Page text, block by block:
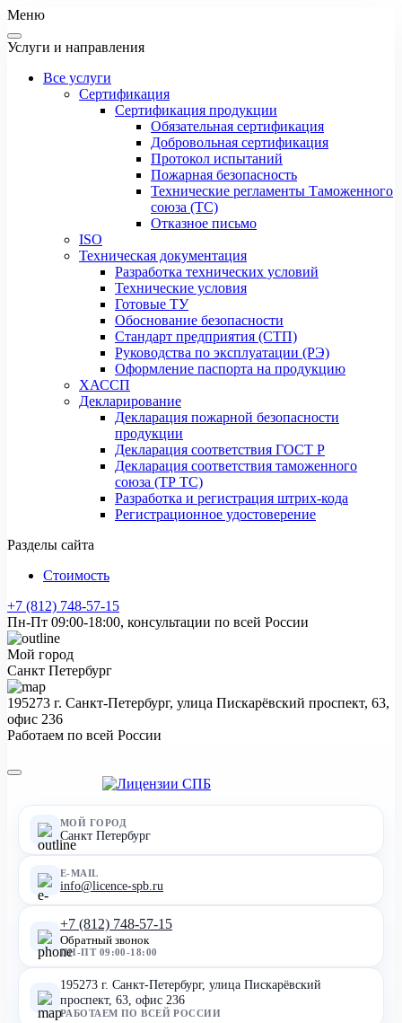
Меню
Услуги и направления
Все услуги
Сертификация
Сертификация продукции
Обязательная сертификация
Добровольная сертификация
Протокол испытаний
Пожарная безопасность
Технические регламенты Таможенного
союза (ТС)
Отказное письмо
ISO
Техническая документация
Разработка технических условий
Технические условия
Готовые ТУ
Обоснование безопасности
Стандарт предприятия (СТП)
Руководства по эксплуатации (РЭ)
Оформление паспорта на продукцию
ХАССП
Декларирование
Декларация пожарной безопасности
продукции
Декларация соответствия ГОСТ Р
Декларация соответствия таможенного
союза (ТР ТС)
Разработка и регистрация штрих-кода
Регистрационное удостоверение
Разделы сайта
Стоимость
+7 (812) 748-57-15
Пн-Пт 09:00-18:00, консультации по всей России
Мой город
Санкт Петербург
195273 г. Санкт-Петербург, улица Пискарёвский проспект, 63,
офис 236
Работаем по всей России
МОЙ ГОРОД
Санкт Петербург
E-MAIL
info@licence-spb.ru
+7 (812) 748-57-15
Обратный звонок
ПН-ПТ 09:00-18:00
195273 г. Санкт-Петербург, улица Пискарёвский
проспект, 63, офис 236
РАБОТАЕМ ПО ВСЕЙ РОССИИ